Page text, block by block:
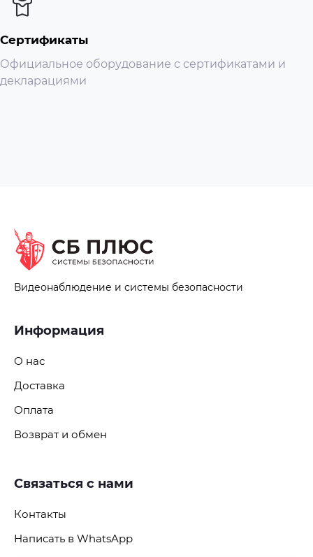
Сертификаты
Официальное оборудование с сертификатами и
декларациями
Видеонаблюдение и системы безопасности
Информация
О нас
Доставка
Оплата
Возврат и обмен
Связаться с нами
Контакты
Написать в WhatsApp